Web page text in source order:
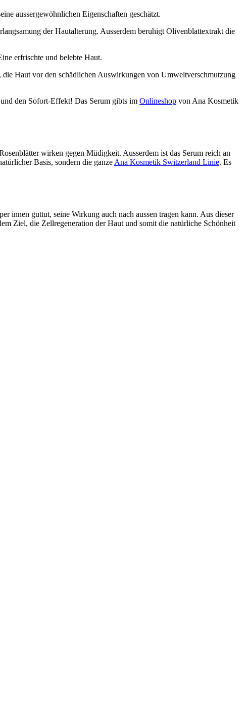
aussergewöhnlichen Eigenschaften geschätzt.
der Hautalterung. Ausserdem beruhigt Olivenblattextrakt die
erfrischte und belebte Haut.
Haut vor den schädlichen Auswirkungen von Umweltverschmutzung
den Sofort-Effekt! Das Serum gibts im Onlineshop von Ana Kosmetik
wirken gegen Müdigkeit. Ausserdem ist das Serum reich an
Basis, sondern die ganze Ana Kosmetik Switzerland Linie. Es
innen guttut, seine Wirkung auch nach aussen tragen kann. Aus dieser
Ziel, die Zellregeneration der Haut und somit die natürliche Schönheit